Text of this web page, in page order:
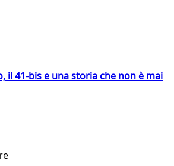
il 41-bis e una storia che non è mai